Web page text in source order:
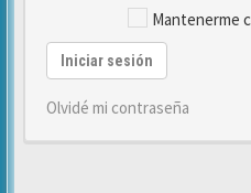
Mantenerme
Iniciar sesión
Olvidé mi contraseña